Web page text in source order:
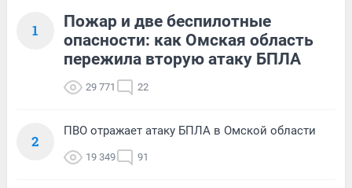
1
Пожар и две беспилотные
опасности: как Омская область
пережила вторую атаку БПЛА
29 771 22
2
ПВО отражает атаку БПЛА в Омской области
19 349 91